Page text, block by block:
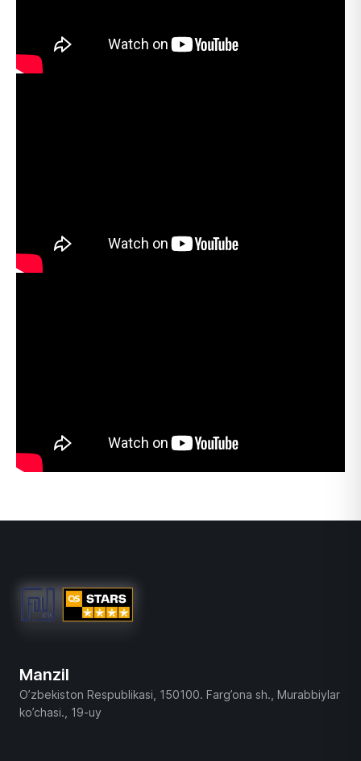
Manzil
O’zbekiston Respublikasi, 150100. Farg’ona sh., Murabbiylar
ko’chasi., 19-uy